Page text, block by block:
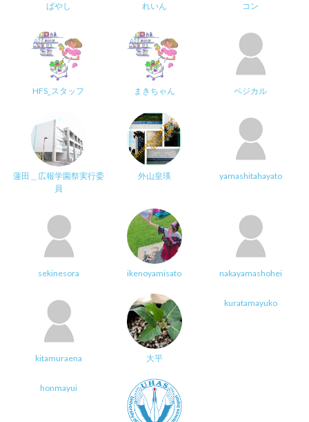
ばやし れいん コン
HFS_スタッフ まきちゃん ベジカル
蓮田＿広報学園祭実行委
員
外山皇瑛 yamashitahayato
sekinesora ikenoyamisato nakayamashohei
kitamuraena 大平
kuratamayuko
honmayui